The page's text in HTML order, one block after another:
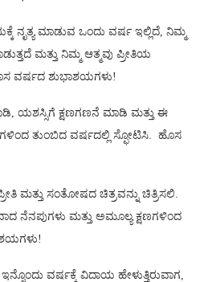
ನೃತ್ಯ ಮಾಡುವ ಒಂದು ವರ್ಷ ಇಲ್ಲಿದೆ, ನಿಮ್ಮ
ಮತ್ತು ನಿಮ್ಮ ಆತ್ಮವು ಪ್ರೀತಿಯ
ವರ್ಷದ ಶುಭಾಶಯಗಳು!
ಯಶಸ್ಸಿಗೆ ಕ್ಷಣಗಣನೆ ಮಾಡಿ ಮತ್ತು ಈ
ತುಂಬಿದ ವರ್ಷದಲ್ಲಿ ಸ್ಫೋಟಿಸಿ. ಹೊಸ
ಮತ್ತು ಸಂತೋಷದ ಚಿತ್ರವನ್ನು ಚಿತ್ರಿಸಲಿ.
ನೆನಪುಗಳು ಮತ್ತು ಅಮೂಲ್ಯ ಕ್ಷಣಗಳಿಂದ
ವರ್ಷಕ್ಕೆ ವಿದಾಯ ಹೇಳುತ್ತಿರುವಾಗ,